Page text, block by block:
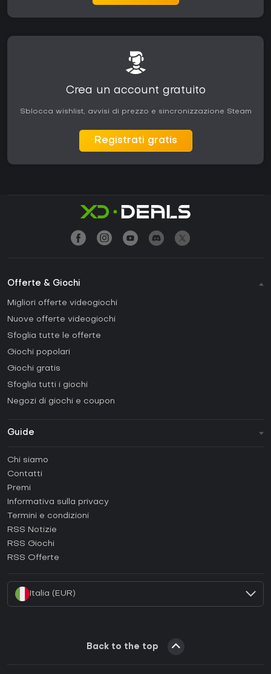
Crea un account gratuito
Sblocca wishlist, avvisi di prezzo e sincronizzazione Steam
Registrati gratis
Offerte & Giochi
Migliori offerte videogiochi
Nuove offerte videogiochi
Sfoglia tutte le offerte
Giochi popolari
Giochi gratis
Sfoglia tutti i giochi
Negozi di giochi e coupon
Guide
Come attivare una Steam CD Key?
Come attivare una Epic Games CD Key?
Come attivare una GOG CD Key?
Come attivare una Ubisoft Connect CD Key?
Chi siamo
Contatti
Premi
Informativa sulla privacy
Termini e condizioni
RSS Notizie
RSS Giochi
RSS Offerte
Italia (EUR)
Back to the top